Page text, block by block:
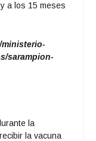
a los 15 meses
sarampion-
la
la vacuna